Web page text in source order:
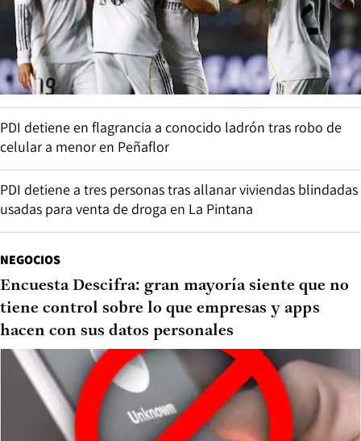
PDI detiene en flagrancia a conocido ladrón tras robo de
celular a menor en Peñaflor
PDI detiene a tres personas tras allanar viviendas blindadas
usadas para venta de droga en La Pintana
NEGOCIOS
Encuesta Descifra: gran mayoría siente que no
tiene control sobre lo que empresas y apps
hacen con sus datos personales